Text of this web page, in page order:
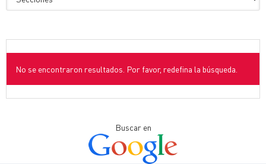
No se encontraron resultados. Por favor, redefina la búsqueda.
Buscar en